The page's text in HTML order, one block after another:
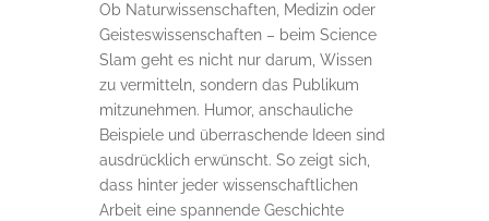
Ob Naturwissenschaften, Medizin oder
Geisteswissenschaften – beim Science
Slam geht es nicht nur darum, Wissen
zu vermitteln, sondern das Publikum
mitzunehmen. Humor, anschauliche
Beispiele und überraschende Ideen sind
ausdrücklich erwünscht. So zeigt sich,
dass hinter jeder wissenschaftlichen
Arbeit eine spannende Geschichte